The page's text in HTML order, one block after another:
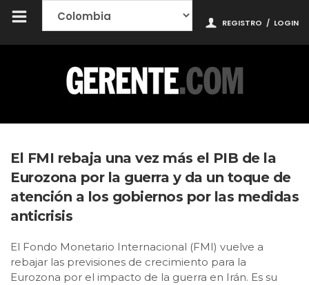
REGISTRO / LOGIN
El FMI rebaja una vez más el PIB de la
Eurozona por la guerra y da un toque de
atención a los gobiernos por las medidas
anticrisis
El Fondo Monetario Internacional (FMI) vuelve a
rebajar las previsiones de crecimiento para la
Eurozona por el impacto de la guerra en Irán. Es su